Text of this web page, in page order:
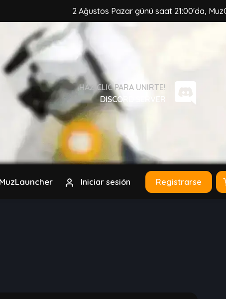
2 Ağustos Pazar günü saat 21:00'da, MuzCraft
¡HAZ CLIC PARA UNIRTE!
DISCORD SERVER
Iniciar sesión Registrarse
MuzLauncher